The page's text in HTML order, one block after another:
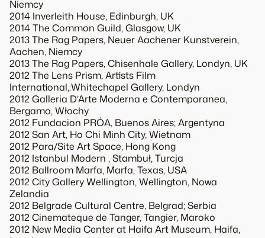
Niemcy
2014 Inverleith House, Edinburgh, UK
2014 The Common Guild, Glasgow, UK
2013 The Rag Papers, Neuer Aachener Kunstverein,
Aachen, Niemcy
2013 The Rag Papers, Chisenhale Gallery, Londyn, UK
2012 The Lens Prism, Artists Film
International,:Whitechapel Gallery, Londyn
2012 Galleria D’Arte Moderna e Contemporanea,
Bergamo, Włochy
2012 Fundacion PRÓA, Buenos Aires; Argentyna
2012 San Art, Ho Chi Minh City, Wietnam
2012 Para/Site Art Space, Hong Kong
2012 Istanbul Modern , Stambuł, Turcja
2012 Ballroom Marfa, Marfa, Texas, USA
2012 City Gallery Wellington, Wellington, Nowa
Zelandia
2012 Belgrade Cultural Centre, Belgrad; Serbia
2012 Cinemateque de Tanger, Tangier, Maroko
2012 New Media Center at Haifa Art Museum, Haifa,